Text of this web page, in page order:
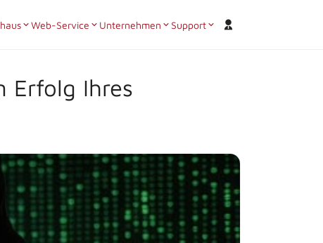
Web-Service Unternehmen Support
Erfolg Ihres